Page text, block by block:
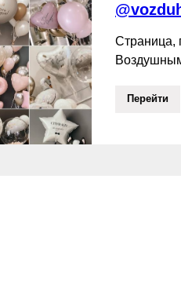
Страница,
Перейти